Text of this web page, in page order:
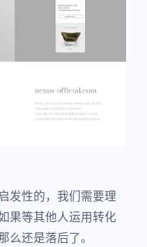
发性的，我们需要理
果等其他人运用转化
么还是落后了。